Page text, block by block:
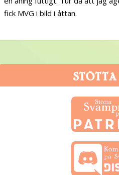
fick MVG i bild i åttan.